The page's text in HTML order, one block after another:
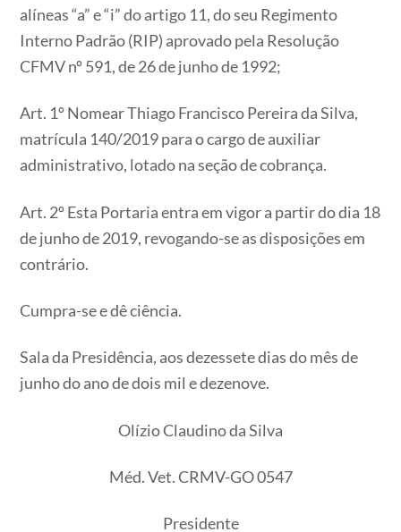
alíneas “a” e “i” do artigo 11, do seu Regimento
Interno Padrão (RIP) aprovado pela Resolução
CFMV nº 591, de 26 de junho de 1992;
Art. 1º Nomear Thiago Francisco Pereira da Silva,
matrícula 140/2019 para o cargo de auxiliar
administrativo, lotado na seção de cobrança.
Art. 2º Esta Portaria entra em vigor a partir do dia 18
de junho de 2019, revogando-se as disposições em
contrário.
Cumpra-se e dê ciência.
Sala da Presidência, aos dezessete dias do mês de
junho do ano de dois mil e dezenove.
Olízio Claudino da Silva
Méd. Vet. CRMV-GO 0547
Presidente